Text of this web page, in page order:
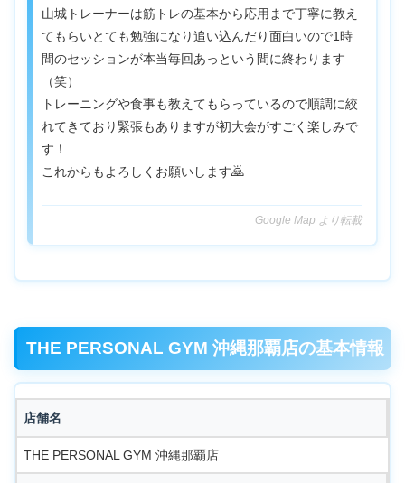
山城トレーナーは筋トレの基本から応用まで丁寧に教え
てもらいとても勉強になり追い込んだり面白いので1時
間のセッションが本当毎回あっという間に終わります
（笑）
トレーニングや食事も教えてもらっているので順調に絞
れてきており緊張もありますが初大会がすごく楽しみで
す！
これからもよろしくお願いします🙇
Google Map より転載
THE PERSONAL GYM 沖縄那覇店の基本情報
店舗名
THE PERSONAL GYM 沖縄那覇店